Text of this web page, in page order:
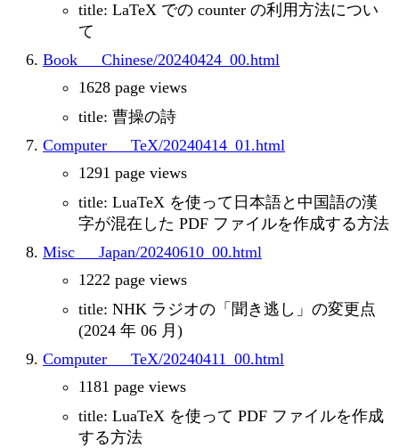
title: LaTeX での counter の利用方法につい
て
Book___Chinese/20240424_00.html
1628 page views
title: 曹操の詩
Computer___TeX/20240414_01.html
1291 page views
title: LuaTeX を使って日本語と中国語の漢
字が混在した PDF ファイルを作成する方法
Misc___Japan/20240610_00.html
1222 page views
title: NHK ラジオの「聞き逃し」の変更点
(2024 年 06 月)
Computer___TeX/20240411_00.html
1181 page views
title: LuaTeX を使って PDF ファイルを作成
する方法